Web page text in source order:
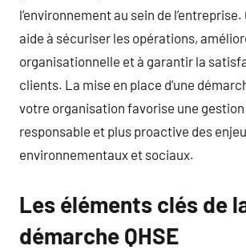
l’environnement au sein de
aide à sécuriser les opérations,
organisationnelle et à garantir la
clients. La mise en place d’une
votre organisation favorise une
responsable et plus proactive des
environnementaux et sociaux.
Les éléments clés de
démarche QHSE